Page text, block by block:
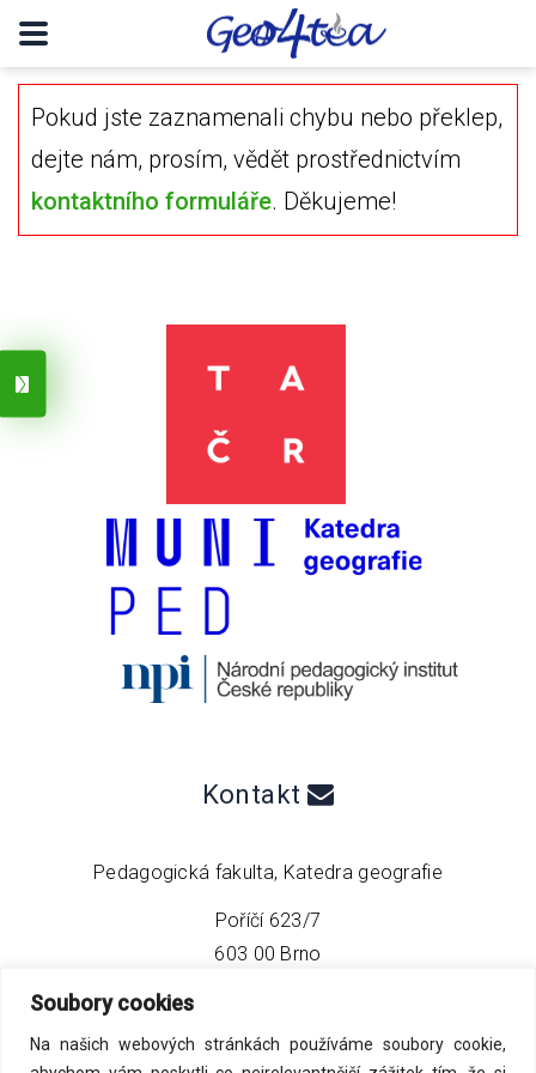
Soubory cookies
Na našich webových stránkách používáme soubory cookie,
Pokud jste zaznamenali chybu nebo překlep,
dejte nám, prosím, vědět prostřednictvím
kontaktního formuláře. Děkujeme!
Kontakt
Pedagogická fakulta, Katedra geografie
Poříčí 623/7
603 00 Brno
telefon:
email:info@geo4tea.com